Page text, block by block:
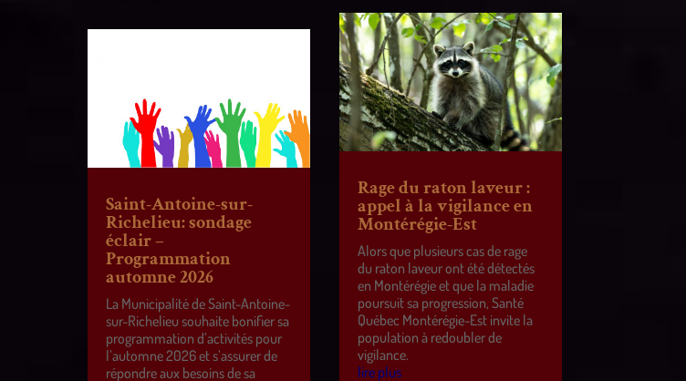
Saint-Antoine-sur-
Richelieu: sondage
éclair –
Programmation
automne 2026
La Municipalité de Saint-Antoine-
sur-Richelieu souhaite bonifier sa
programmation d’activités pour
l’automne 2026 et s’assurer de
répondre aux besoins de sa
Rage du raton laveur :
appel à la vigilance en
Montérégie-Est
Alors que plusieurs cas de rage
du raton laveur ont été détectés
en Montérégie et que la maladie
poursuit sa progression, Santé
Québec Montérégie-Est invite la
population à redoubler de
vigilance.
lire plus